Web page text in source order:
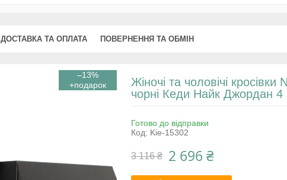
ДОСТАВКА ТА ОПЛАТА ПОВЕРНЕННЯ ТА ОБМІН
–13%
Жіночі та чоловічі
чорні Кеди Найк Джордан 4
Готово до відправки
Код: Kie-15302
3 116 ₴ 2 696 ₴